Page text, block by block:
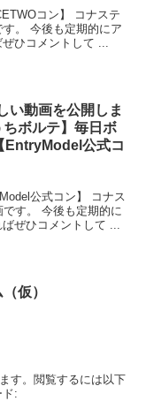
コン】 コナステ
。 今後も定期的にア
ひコメントして ...
い動画を公開しま
ちボルテ】毎日ボ
EntryModel公式コ
公式コン】 コナス
す。 今後も定期的に
ぜひコメントして ...
仮）
す。閲覧するには以下
ド: